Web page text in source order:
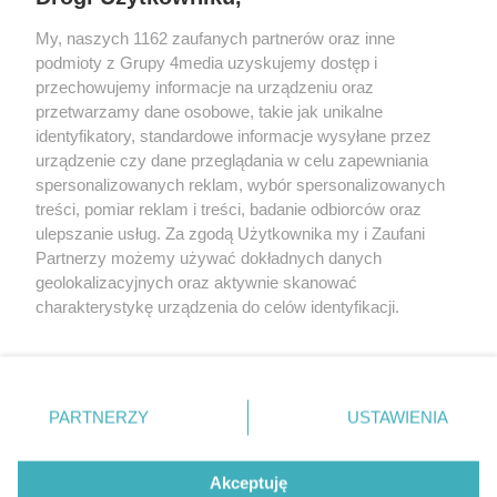
Redakcja Reklama Prywatność
Praca Łódź
the:protocol
Facebook.com
Youtube.com
My, naszych 1162 zaufanych partnerów oraz inne
podmioty z Grupy 4media uzyskujemy dostęp i
przechowujemy informacje na urządzeniu oraz
przetwarzamy dane osobowe, takie jak unikalne
identyfikatory, standardowe informacje wysyłane przez
urządzenie czy dane przeglądania w celu zapewniania
spersonalizowanych reklam, wybór spersonalizowanych
treści, pomiar reklam i treści, badanie odbiorców oraz
ulepszanie usług. Za zgodą Użytkownika my i Zaufani
Partnerzy możemy używać dokładnych danych
geolokalizacyjnych oraz aktywnie skanować
charakterystykę urządzenia do celów identyfikacji.
zmienić/wycofać klikając przycisk ustawień prywatności
znajdujący się w lewym dolnym rogu strony
. Niektóre
użytkownika, ale masz prawo sprzeciwić się takiemu
PARTNERZY USTAWIENIA
Akceptuję